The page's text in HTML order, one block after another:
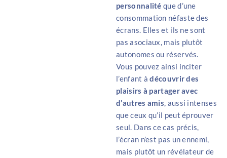
personnalité que d’une
consommation néfaste des
écrans. Elles et ils ne sont
pas asociaux, mais plutôt
autonomes ou réservés.
Vous pouvez ainsi inciter
l’enfant àdécouvrir des
plaisirs à partager avec
d’autres amis, aussi intenses
que ceux qu’il peut éprouver
seul. Dans ce cas précis,
l’écran n’est pas un ennemi,
mais plutôt un révélateur de